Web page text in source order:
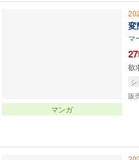
マンガ
変
マ
欲
販